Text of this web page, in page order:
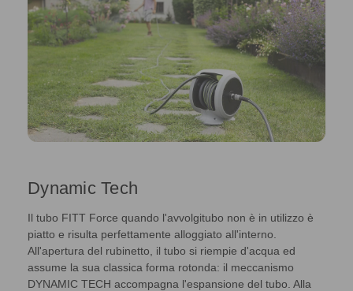
Dynamic Tech
Il tubo FITT Force quando l'avvolgitubo non è in utilizzo è
piatto e risulta perfettamente alloggiato all'interno.
All'apertura del rubinetto, il tubo si riempie d'acqua ed
assume la sua classica forma rotonda: il meccanismo
DYNAMIC TECH accompagna l'espansione del tubo. Alla